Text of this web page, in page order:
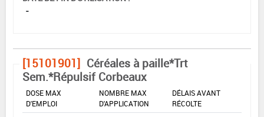
-
[15101901] Céréales à paille*Trt
Sem.*Répulsif Corbeaux
DOSE MAX
D'EMPLOI
NOMBRE MAX
D'APPLICATION
DÉLAIS AVANT
RÉCOLTE